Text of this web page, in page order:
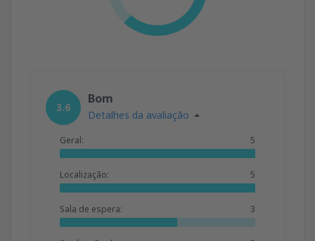
3.6
Bom
Detalhes da avaliação
Geral: 5
Localização: 5
Sala de espera: 3